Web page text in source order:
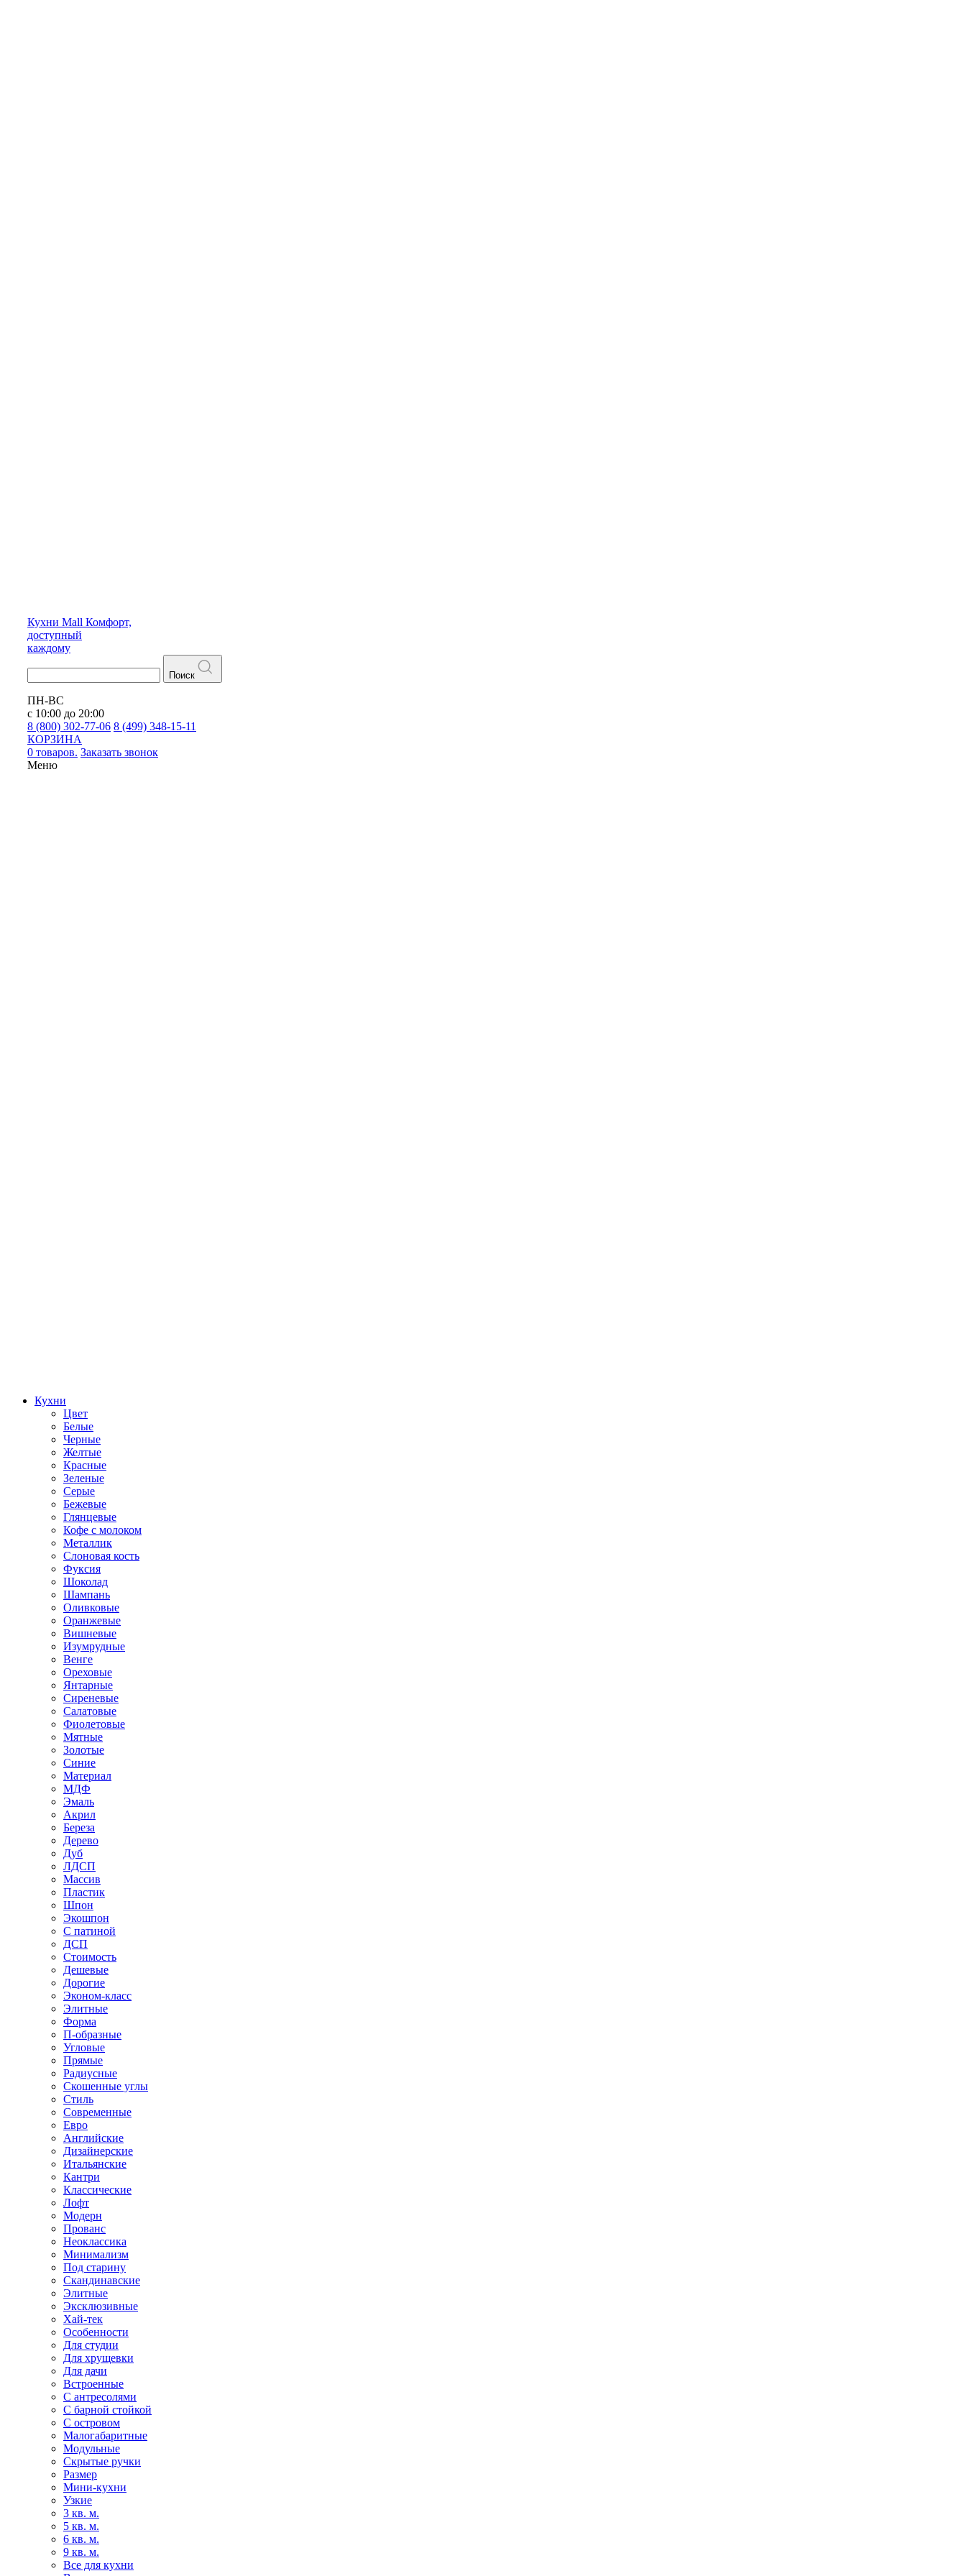
Кухни Mall Комфорт,
доступный
каждому
Поиск
ПН-ВС
с 10:00 до 20:00
8 (800) 302-77-06 8 (499) 348-15-11
КОРЗИНА
0 товаров. Заказать звонок
Меню
Кухни
Цвет
Белые
Черные
Желтые
Красные
Зеленые
Серые
Бежевые
Глянцевые
Кофе с молоком
Металлик
Слоновая кость
Фуксия
Шоколад
Шампань
Оливковые
Оранжевые
Вишневые
Изумрудные
Венге
Ореховые
Янтарные
Сиреневые
Салатовые
Фиолетовые
Мятные
Золотые
Синие
Материал
МДФ
Эмаль
Акрил
Береза
Дерево
Дуб
ЛДСП
Массив
Пластик
Шпон
Экошпон
С патиной
ДСП
Стоимость
Дешевые
Дорогие
Эконом-класс
Элитные
Форма
П-образные
Угловые
Прямые
Радиусные
Скошенные углы
Стиль
Современные
Евро
Английские
Дизайнерские
Итальянские
Кантри
Классические
Лофт
Модерн
Прованс
Неоклассика
Минимализм
Под старину
Скандинавские
Элитные
Эксклюзивные
Хай-тек
Особенности
Для студии
Для хрущевки
Для дачи
Встроенные
С антресолями
С барной стойкой
С островом
Малогабаритные
Модульные
Скрытые ручки
Размер
Мини-кухни
Узкие
3 кв. м.
5 кв. м.
6 кв. м.
9 кв. м.
Все для кухни